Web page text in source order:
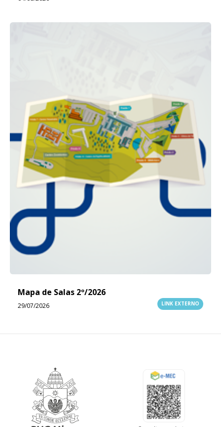
Mapa de Salas 2º/2026
29/07/2026 LINK EXTERNO